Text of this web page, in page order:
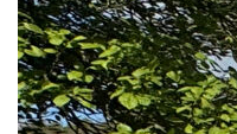
Description
Réf : 11351
Ref 11351 prix : 128 400 €